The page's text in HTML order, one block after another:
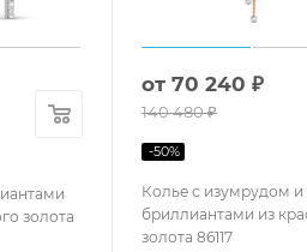
золота
Колье с изумрудом и
бриллиантами из
золота 86117
от70 240 ₽
140 480 ₽
-50%